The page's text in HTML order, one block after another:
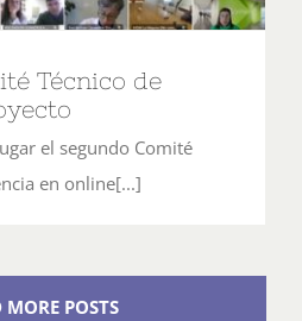
Técnico de
el segundo Comité
en online[...]
MORE POSTS